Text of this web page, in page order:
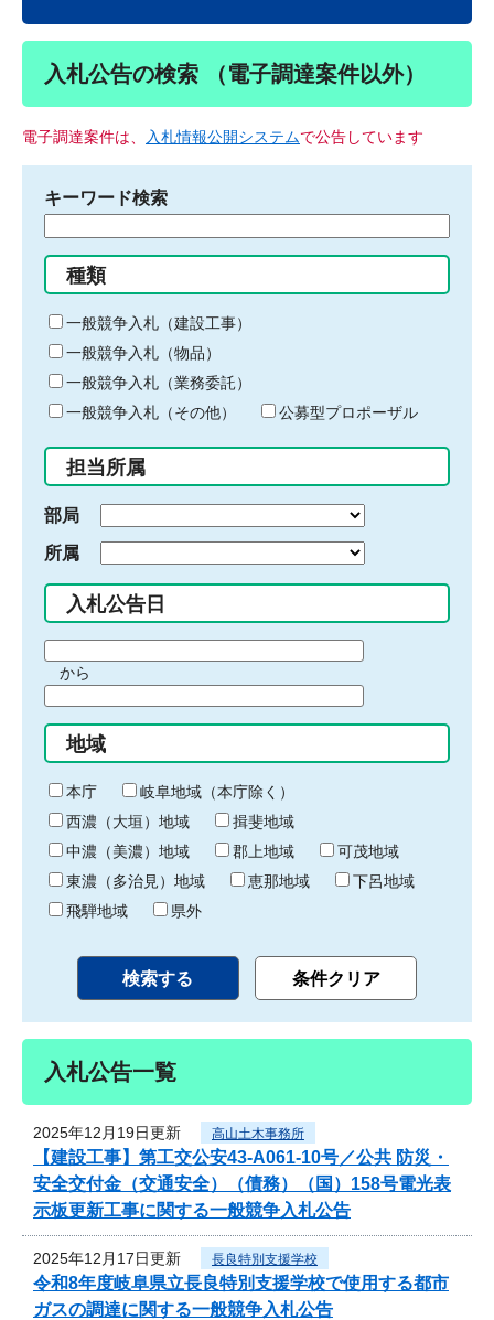
入札公告の検索 （電子調達案件以外）
電子調達案件は、 入札情報公開システムで公告しています
キーワード検索
る
キ
ー
ワ
ー
ド
入
力
種類
一般競争入札（建設工事）
一般競争入札（物品）
一般競争入札（業務委託）
一般競争入札（その他）
公募型プロポーザル
担当所属
部局
所属
入札公告日
間
始
り
から
間
終
わ
り
地域
本庁
岐阜地域（本庁除く）
西濃（大垣）地域
揖斐地域
中濃（美濃）地域
郡上地域
可茂地域
東濃（多治見）地域
恵那地域
下呂地域
飛騨地域
県外
入札公告一覧
2025年12月19日更新 高山土木事務所
【建設工事】第工交公安43-A061-10号／公共 防災・
安全交付金（交通安全）（債務）（国）158号電光表
示板更新工事に関する一般競争入札公告
2025年12月17日更新 長良特別支援学校
令和8年度岐阜県立長良特別支援学校で使用する都市
ガスの調達に関する一般競争入札公告